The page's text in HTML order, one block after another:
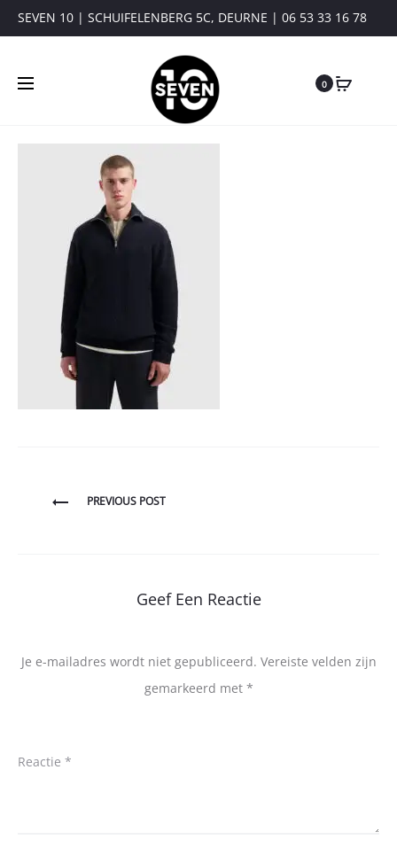
SEVEN 10 | SCHUIFELENBERG 5C, DEURNE | 06 53 33 16 78
0
BerichtPREVIOUS POST
Geef Een Reactie
Je e-mailadres wordt niet gepubliceerd. Vereiste velden zijn
gemarkeerd met *
Reactie *